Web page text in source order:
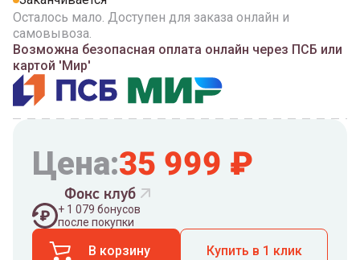
Осталось мало. Доступен для заказа онлайн и
самовывоза.
Возможна безопасная оплата онлайн через ПСБ или
картой 'Мир'
Цена:35 999 ₽
Фокс клуб
+ 1 079 бонусов
после покупки
В корзину Купить в 1 клик